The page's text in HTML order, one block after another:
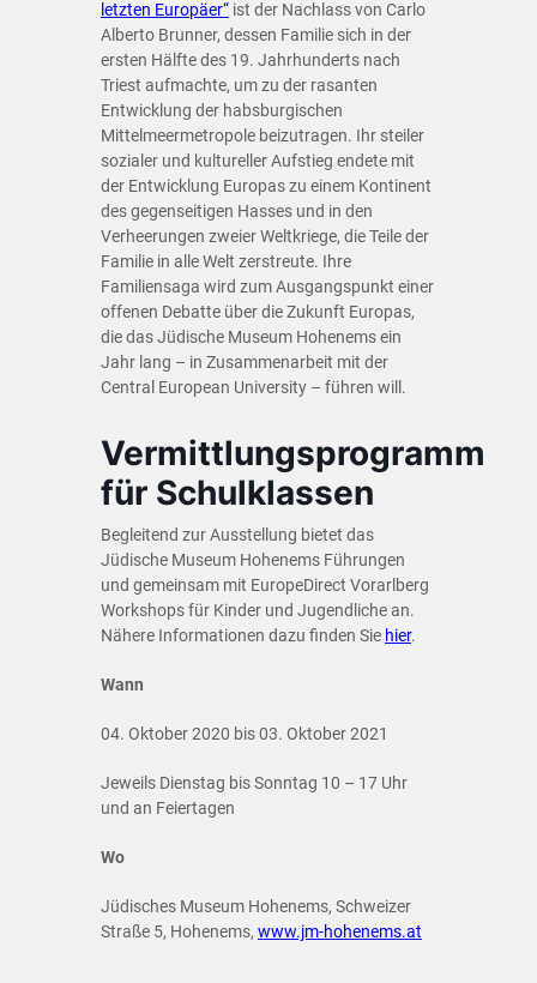
letzten Europäer“ ist der Nachlass von Carlo
Alberto Brunner, dessen Familie sich in der
ersten Hälfte des 19. Jahrhunderts nach
Triest aufmachte, um zu der rasanten
Entwicklung der habsburgischen
Mittelmeermetropole beizutragen. Ihr steiler
sozialer und kultureller Aufstieg endete mit
der Entwicklung Europas zu einem Kontinent
des gegenseitigen Hasses und in den
Verheerungen zweier Weltkriege, die Teile der
Familie in alle Welt zerstreute. Ihre
Familiensaga wird zum Ausgangspunkt einer
offenen Debatte über die Zukunft Europas,
die das Jüdische Museum Hohenems ein
Jahr lang – in Zusammenarbeit mit der
Central European University – führen will.
Vermittlungsprogramm
für Schulklassen
Begleitend zur Ausstellung bietet das
Jüdische Museum Hohenems Führungen
und gemeinsam mit EuropeDirect Vorarlberg
Workshops für Kinder und Jugendliche an.
Nähere Informationen dazu finden Sie hier.
Wann
04. Oktober 2020 bis 03. Oktober 2021
Jeweils Dienstag bis Sonntag 10 – 17 Uhr
und an Feiertagen
Wo
Jüdisches Museum Hohenems, Schweizer
Straße 5, Hohenems, www.jm-hohenems.at